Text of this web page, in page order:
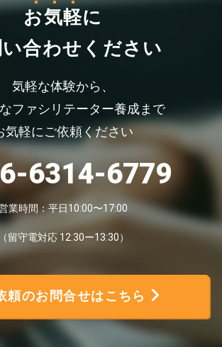
お気軽に
合わせください
気軽な体験から、
ファシリテーター養成まで
気軽にご依頼ください
6314-6779
業時間：平日10:00〜17:00
（留守電対応 12:30ー13:30）
頼のお問合せはこちら